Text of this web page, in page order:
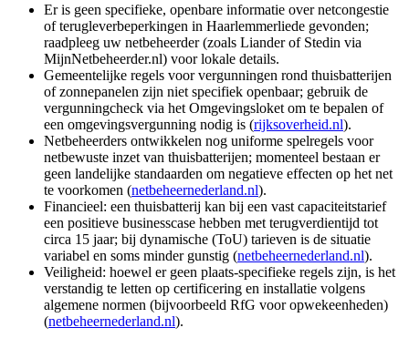
Er is geen specifieke, openbare informatie over netcongestie
of terugleverbeperkingen in Haarlemmerliede gevonden;
raadpleeg uw netbeheerder (zoals Liander of Stedin via
MijnNetbeheerder.nl) voor lokale details.
Gemeentelijke regels voor vergunningen rond thuisbatterijen
of zonnepanelen zijn niet specifiek openbaar; gebruik de
vergunningcheck via het Omgevingsloket om te bepalen of
een omgevingsvergunning nodig is (rijksoverheid.nl).
Netbeheerders ontwikkelen nog uniforme spelregels voor
netbewuste inzet van thuisbatterijen; momenteel bestaan er
geen landelijke standaarden om negatieve effecten op het net
te voorkomen (netbeheernederland.nl).
Financieel: een thuisbatterij kan bij een vast capaciteitstarief
een positieve businesscase hebben met terugverdientijd tot
circa 15 jaar; bij dynamische (ToU) tarieven is de situatie
variabel en soms minder gunstig (netbeheernederland.nl).
Veiligheid: hoewel er geen plaats-specifieke regels zijn, is het
verstandig te letten op certificering en installatie volgens
algemene normen (bijvoorbeeld RfG voor opwekeenheden)
(netbeheernederland.nl).